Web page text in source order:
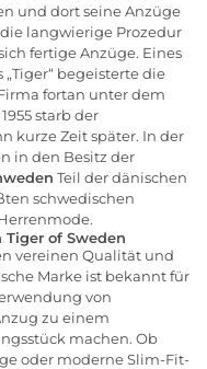
und dort seine Anzüge
langwierige Prozedur
fertige Anzüge. Eines
begeisterte die
fortan unter dem
starb der
kurze Zeit später. In der
in den Besitz der
Teil der dänischen
schwedischen
of Sweden
vereinen Qualität und
Marke ist bekannt für
von
zu einem
machen. Ob
oder moderne Slim-Fit-